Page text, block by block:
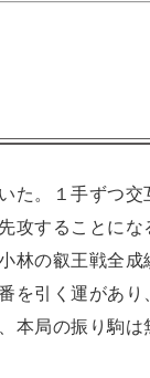
た。１手ずつ交
攻することにな
林の叡王戦全
を引く運があり
本局の振り駒は